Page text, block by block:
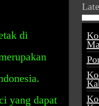
di
yang dapat